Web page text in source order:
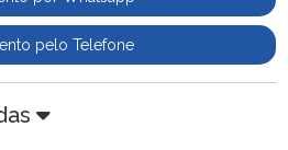
pelo Telefone